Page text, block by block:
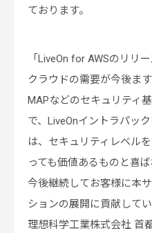
ております。
「LiveOn for AWSのリリ
クラウドの需要が今後ま
MAPなどのセキュリティ
で、LiveOnイントラパッ
は、セキュリティレベル
っても価値あるものと喜
今後継続してお客様に本
ションの展開に貢献してい
理想科学工業株式会社 首